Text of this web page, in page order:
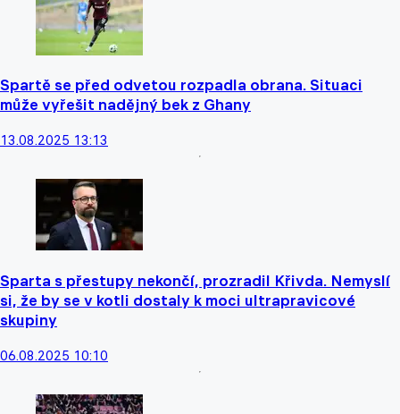
Spartě se před odvetou rozpadla obrana. Situaci
může vyřešit nadějný bek z Ghany
13.08.2025 13:13
Sparta s přestupy nekončí, prozradil Křivda. Nemyslí
si, že by se v kotli dostaly k moci ultrapravicové
skupiny
06.08.2025 10:10